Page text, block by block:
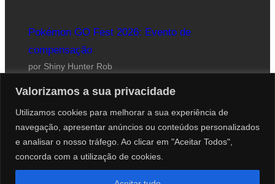
Valorizamos a sua privacidade
Utilizamos cookies para melhorar a sua experiência de
navegação, apresentar anúncios ou conteúdos personalizados
e analisar o nosso tráfego. Ao clicar em "Aceitar Todos",
concorda com a utilização de cookies.
Pokémon GO Fest 2026: Evento de
compensação
por Shiny Hunter Rob
Website desenhado por Roberto Coutinho